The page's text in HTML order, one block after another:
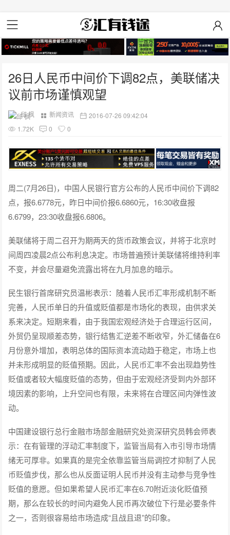
26日人民币中间价下调82点，美联储决
议前市场谨慎观望
邱 枫 新闻资讯
2016-07-26 09:42:04
1.72K
0 0
周二(7月26日)，中国人民银行官方公布的人民币中间价下调82
点，报6.6778元，昨日中间价报6.6860元，16:30收盘报
6.6799，23:30收盘报6.6806。
美联储将于周二召开为期两天的货币政策会议，并将于北京时
间周四凌晨2点公布利息决定。市场普遍预计美联储将维持利率
不变，并会尽量避免流露出将在九月加息的暗示。
民生银行首席研究员温彬表示：随着人民币汇率形成机制不断
完善，人民币单日的升值或贬值都是市场化的表现，由供求关
系来决定。短期来看，由于我国宏观经济处于合理运行区间，
外贸仍呈现顺差态势，银行结售汇逆差不断收窄，外汇储备在6
月份意外增加，表明总体的国际资本流动趋于稳定，市场上也
并未形成明显的贬值预期。因此，人民币汇率不会出现趋势性
贬值或者较大幅度贬值的态势，但由于宏观经济受到内外部环
境因素的影响，上升空间也有限，未来将在合理区间内弹性波
动。
中国建设银行总行金融市场部金融研究处资深研究员韩会师表
示：在有管理的浮动汇率制度下，监管当局有入市引导市场情
绪无可厚非。如果真的是完全依靠监管当局调控才抑制了人民
币贬值步伐，那么也从反面证明人民币并没有主动参与竞争性
贬值的意愿。但如果希望人民币汇率在6.70附近淡化贬值预
期，那么在较长的时间内避免人民币再次破位下行是必要条件
之一，否则很容易给市场造成“且战且退”的印象。